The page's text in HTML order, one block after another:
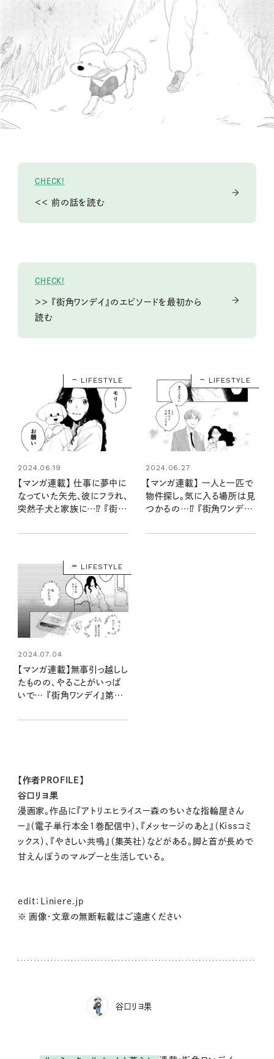
CHECK!
＜＜ 前の話を読む
CHECK!
＞＞ 『街角ワンデイ』のエピソードを最初から
読む
LIFESTYLE
2024.06.19
【マンガ連載】 仕事に夢中に
なっていた矢先、彼にフラれ、
突然子犬と家族に…⁉ 『街角
LIFESTYLE
2024.06.27
【マンガ連載】 一人と一匹で
物件探し。気に入る場所は見
つかるの…⁉ 『街角ワンデイ』
LIFESTYLE
2024.07.04
【マンガ連載】無事引っ越しし
たものの、やることがいっぱ
いで… 『街角ワンデイ』第一
【作者PROFILE】
谷口リヨ果
漫画家。作品に『アトリエヒライスー森のちいさな指輪屋さん
ー』（電子単行本全1巻配信中）、『メッセージのあと』（Ｋｉｓｓコミ
ックス）、『やさしい共鳴』（集英社）などがある。脚と首が長めで
甘えんぼうのマルプーと生活している。
edit：Liniere.jp
※ 画像・文章の無断転載はご遠慮ください
谷口リヨ果